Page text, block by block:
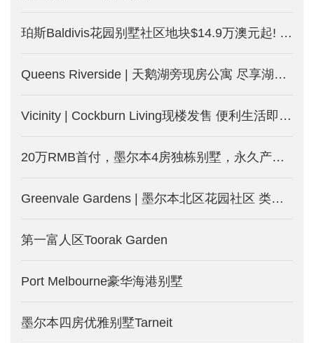
珀斯Baldivis花园别墅社区地块$14.9万澳元起! 土地别墅套餐$31.9万澳元起！租金回报达5%! 均免海外人士附加税！
Queens Riverside | 天鹅湖旁现房公寓 尽享湖边度假式生活
Vicinity | Cockburn Living现楼发售 便利生活即日起
20万RMB首付，墨尔本4房独栋别墅，永久产权的土地
Greenvale Gardens | 墨尔本北区花园社区 类型丰富包含独栋别墅和独立地块 配套完善 生活便利
第一富人区Toorak Garden
Port Melbourne豪华海港别墅
墨尔本四房优雅别墅Tarneit